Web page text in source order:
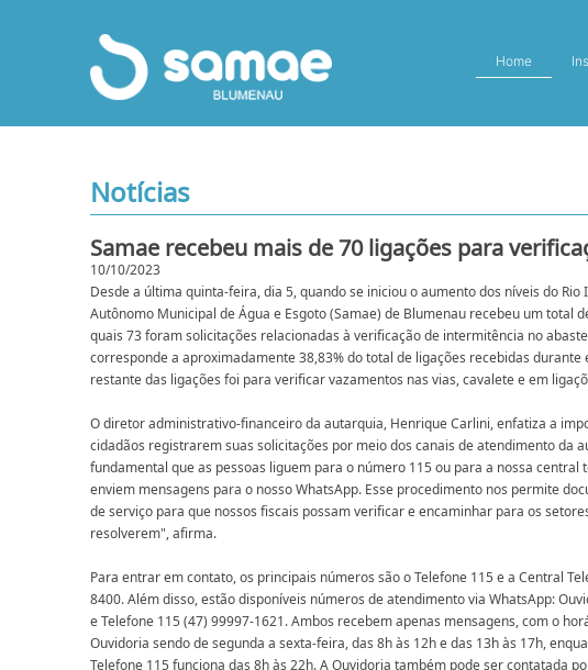
Home
Notícias
Samae recebeu mais de 70 ligações para
10/10/2023
Desde a última quinta-feira, dia 5, quando se iniciou o aumento dos níveis do Rio
Autônomo Municipal de Água e Esgoto (Samae) de Blumenau recebeu um total
quais 73 foram solicitações relacionadas à verificação de intermitência no
corresponde a aproximadamente 38,83% do total de ligações recebidas durante
restante das ligações foi para verificar vazamentos nas vias, cavalete e em
O diretor administrativo-financeiro da autarquia, Henrique Carlini, enfatiza a
cidadãos registrarem suas solicitações por meio dos canais de atendimento da
fundamental que as pessoas liguem para o número 115 ou para a nossa central
enviem mensagens para o nosso WhatsApp. Esse procedimento nos permite
de serviço para que nossos fiscais possam verificar e encaminhar para os
resolverem", afirma.
Para entrar em contato, os principais números são o Telefone 115 e a Central
8400. Além disso, estão disponíveis números de atendimento via WhatsApp:
e Telefone 115 (47) 99997-1621. Ambos recebem apenas mensagens, com o
Ouvidoria sendo de segunda a sexta-feira, das 8h às 12h e das 13h às 17h,
Telefone 115 funciona das 8h às 22h. A Ouvidoria também pode ser contatada